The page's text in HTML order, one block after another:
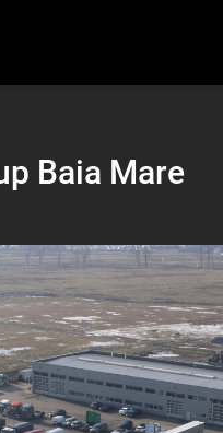
Baia Mare